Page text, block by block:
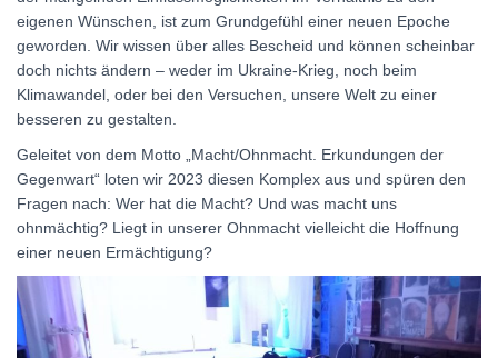
eigenen Wünschen, ist zum Grundgefühl einer neuen Epoche
geworden. Wir wissen über alles Bescheid und können scheinbar
doch nichts ändern – weder im Ukraine-Krieg, noch beim
Klimawandel, oder bei den Versuchen, unsere Welt zu einer
besseren zu gestalten.
Geleitet von dem Motto „Macht/Ohnmacht. Erkundungen der
Gegenwart“ loten wir 2023 diesen Komplex aus und spüren den
Fragen nach: Wer hat die Macht? Und was macht uns
ohnmächtig? Liegt in unserer Ohnmacht vielleicht die Hoffnung
einer neuen Ermächtigung?